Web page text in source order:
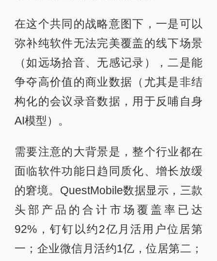
在这个共同的战略意图下，一是可以
弥补纯软件无法完美覆盖的线下场景
（如远场拾音、无感记录），二是能
争夺高价值的商业数据（尤其是非结
构化的会议录音数据，用于反哺自身
AI模型）。
需要注意的大背景是，整个行业都在
面临软件功能日趋同质化、增长放缓
的窘境。QuestMobile数据显示，三款
头部产品的合计市场覆盖率已达
92%，钉钉以约2亿月活用户位居第
一；企业微信月活约1亿，位居第二；